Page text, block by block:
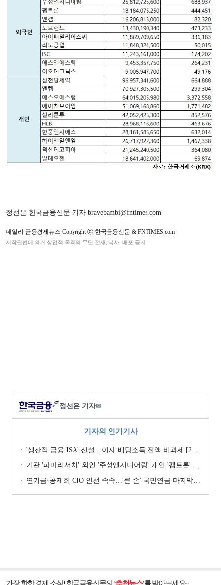
정선은 한국금융신문 기자 bravebambi@fntimes.com
데일리 금융경제뉴스 Copyright ⓒ 한국금융신문 & FNTIMES.com
저작권법에 의거 상업적 목적의 무단 전재, 복사, 배포 금지
정선은 기자✉
기자의 인기기사
'생산적 금융 ISA' 신설…이자·배당소득 전액 비과세 [2026 세제개편안]
기관 '파마리서치'·외인 '주성엔지니어링'·개인 '펩트론' 1위 [주간 코스닥 순매수- 2026년 7월27일~7월31일]
연기금·공제회 CIO 인선 속속…'큰 손' 국민연금 마지막 타자
가장 핫한 경제 소식! 한국금융신문의 ‘추천뉴스’를 받아보세요~